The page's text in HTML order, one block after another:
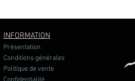
INFORMATION
Présentation
Conditions générales
Politique de vente